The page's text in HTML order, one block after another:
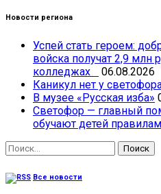
Новости региона
Успей стать героем:
войска получат 2,9 млн
колледжах
06.08.2026
Каникул нет у
В музее «Русская изба»
Светофор — главный
обучают детей
Найти:
Все новости